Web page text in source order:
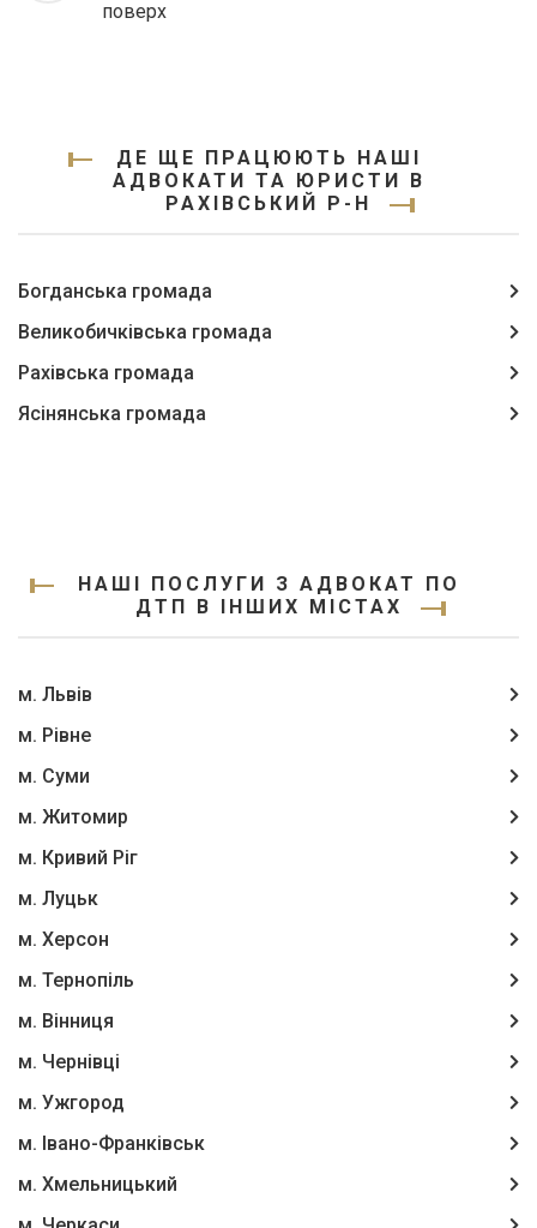
поверх
ДЕ ЩЕ ПРАЦЮЮТЬ НАШІ
АДВОКАТИ ТА ЮРИСТИ В
РАХІВСЬКИЙ Р-Н
Богданська громада
Великобичківська громада
Рахівська громада
Ясінянська громада
НАШІ ПОСЛУГИ З АДВОКАТ ПО
ДТП В ІНШИХ МІСТАХ
м. Львів
м. Рівне
м. Суми
м. Житомир
м. Кривий Ріг
м. Луцьк
м. Херсон
м. Тернопіль
м. Вінниця
м. Чернівці
м. Ужгород
м. Івано-Франківськ
м. Хмельницький